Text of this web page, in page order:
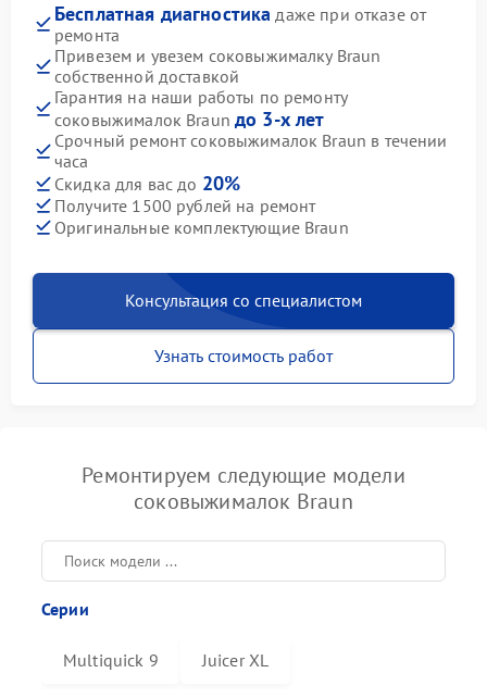
Бесплатная диагностика даже при отказе от
ремонта
Привезем и увезем соковыжималку Braun
собственной доставкой
Гарантия на наши работы по ремонту
соковыжималок Braunдо 3-х лет
Срочный ремонт соковыжималок Braun в течении
часа
Скидка для вас до 20%
Получите 1500 рублей на ремонт
Оригинальные комплектующие Braun
Консультация со специалистом
Узнать стоимость работ
Ремонтируем следующие модели
соковыжималок Braun
Серии
Multiquick 9 Juicer XL